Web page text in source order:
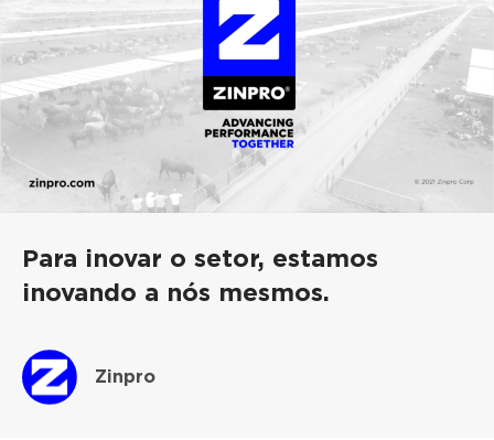
Para inovar o setor, estamos
inovando a nós mesmos.
Zinpro